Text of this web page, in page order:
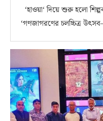
‘হাওয়া‘ দিয়ে শুরু হলো
‘গণজাগরণের চলচ্চিত্র